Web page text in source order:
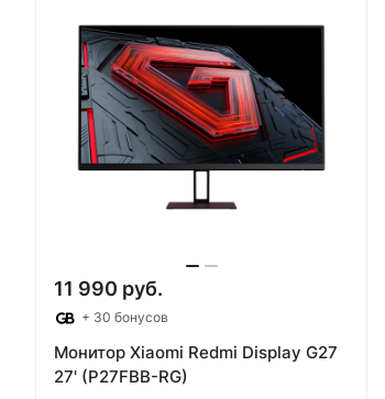
Товар под заказ
11 990 руб.
+ 30 бонусов
Монитор Xiaomi Redmi Display G27
27' (P27FBB-RG)